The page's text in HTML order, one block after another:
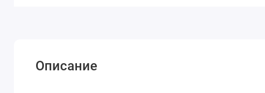
Описание